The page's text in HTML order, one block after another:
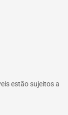
estão sujeitos a